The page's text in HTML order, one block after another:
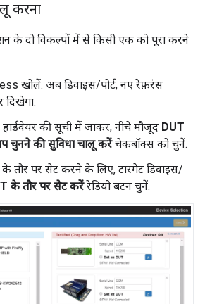
करना
के दो विकल्पों में से किसी एक को पूरा करने
खोलें. अब डिवाइस/पोर्ट, नए रेफ़रंस
दिखेगा.
हार्डवेयर की सूची में जाकर, नीचे मौजूद DUT
चुनने की सुविधा चालू करेंचेकबॉक्स को चुनें.
के तौर पर सेट करने के लिए, टारगेट डिवाइस/
के तौर पर सेट करेंरेडियो बटन चुनें.